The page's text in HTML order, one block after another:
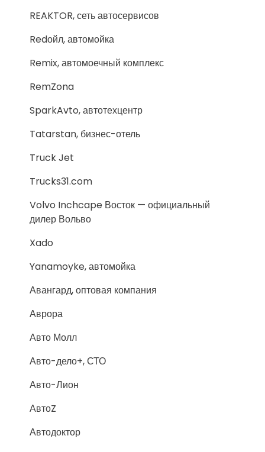
REAKTOR, сеть автосервисов
Redойл, автомойка
Remix, автомоечный комплекс
RemZona
SparkAvto, автотехцентр
Tatarstan, бизнес-отель
Truck Jet
Trucks31.com
Volvo Inchcape Восток — официальный
дилер Вольво
Xado
Yanamoyke, автомойка
Авангард, оптовая компания
Аврора
Авто Молл
Авто-дело+, СТО
Авто-Лион
АвтоZ
Автодоктор